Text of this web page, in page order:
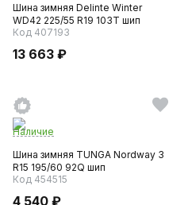
Шина зимняя Delinte Winter
WD42 225/55 R19 103T шип
Код 407193
13 663 ₽
Наличие
Шина зимняя TUNGA Nordway 3
R15 195/60 92Q шип
Код 454515
4 540 ₽